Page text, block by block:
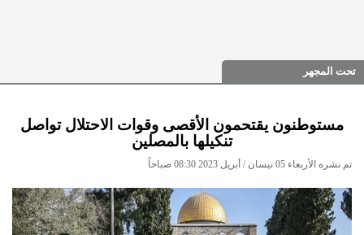
تحت المجهر
مستوطنون يقتحمون الأقصى وقوات الاحتلال تواصل
تنكيلها بالمصلين
تم نشره الأربعاء 05 نيسان / أبريل 2023 08:30 صباحاً